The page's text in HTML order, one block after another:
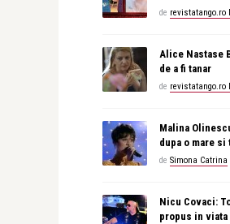
de revistatango.ro
Alice Nastase
de a fi tanar
de revistatango.ro
Malina
dupa o mare
de Simona Catrina
Nicu Covaci:
propus in viata